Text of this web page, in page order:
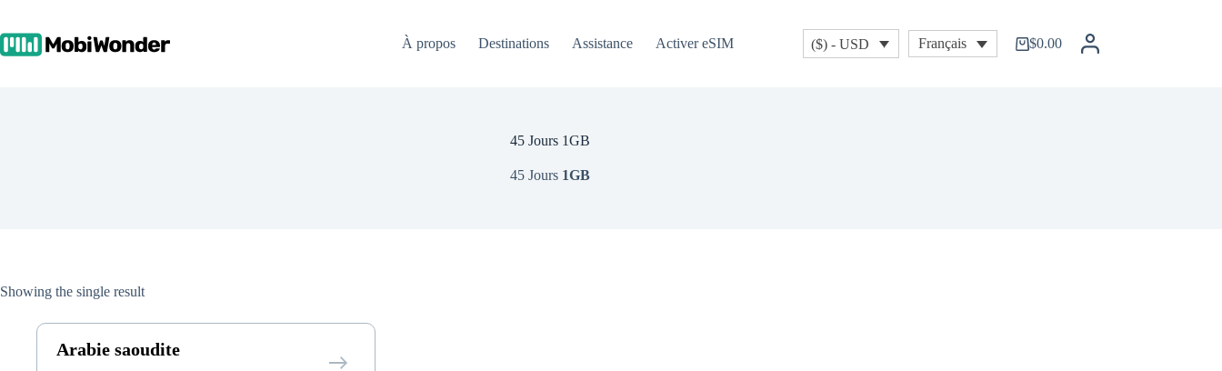
content
À propos Destinations Assistance Activer eSIM ($) - USD Français
Shopping
$0.00
45 Jours 1GB
45 Jours 1GB
Showing the single result
Arabie saoudite